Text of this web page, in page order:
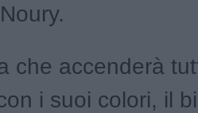
che accenderà
i suoi colori, il